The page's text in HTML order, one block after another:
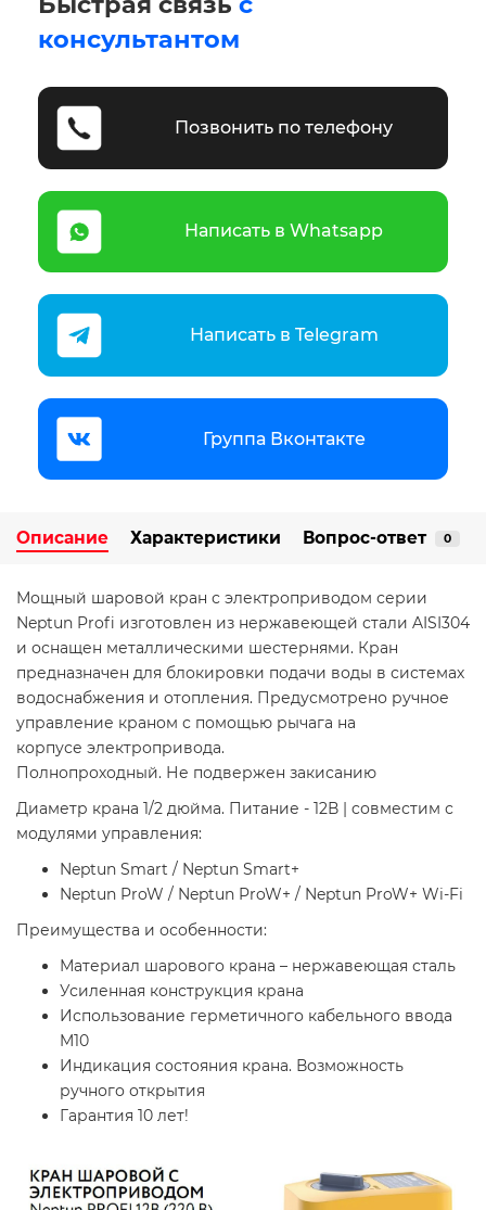
консультантом
Позвонить по телефону
Написать в Whatsapp
Написать в Telegram
Группа Вконтакте
Описание Характеристики Вопрос-ответ 0
Мощный шаровой кран с электроприводом серии
Neptun Profi изготовлен из нержавеющей стали AISI304
и оснащен металлическими шестернями. Кран
предназначен для блокировки подачи воды в системах
водоснабжения и отопления. Предусмотрено ручное
управление краном с помощью рычага на
корпусе электропривода.
Полнопроходный. Не подвержен закисанию
Диаметр крана 1/2 дюйма. Питание - 12В | cовместим с
модулями управления:
Neptun Smart / Neptun Smart+
Neptun ProW / Neptun ProW+ / Neptun ProW+ Wi-Fi
Преимущества и особенности:
Материал шарового крана – нержавеющая сталь
Усиленная конструкция крана
Использование герметичного кабельного ввода
M10
Индикация состояния крана. Возможность
ручного открытия
Гарантия 10 лет!